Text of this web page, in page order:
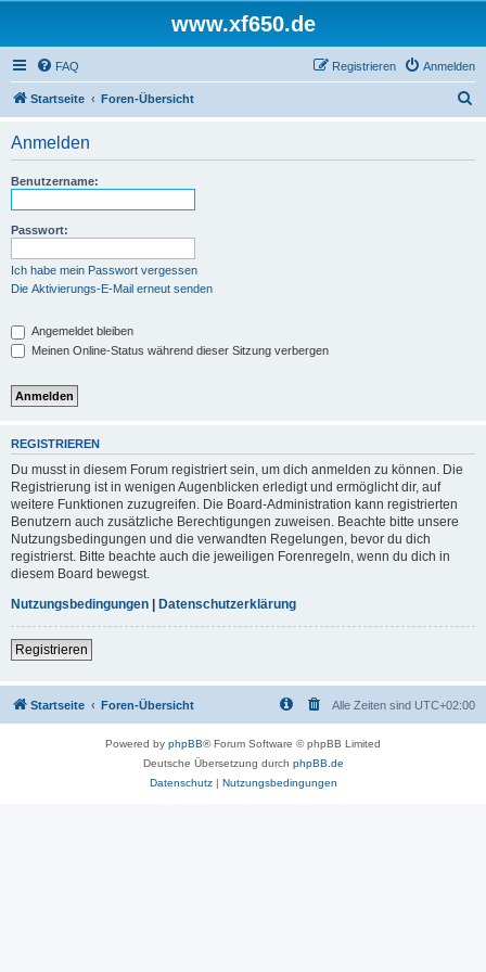
www.xf650.de
FAQ Anmelden
Registrieren
Startseite Foren-Übersicht
Anmelden
Benutzername:
Passwort:
Ich habe mein Passwort vergessen
Die Aktivierungs-E-Mail erneut senden
Angemeldet bleiben
Meinen Online-Status während dieser Sitzung verbergen
REGISTRIEREN
Du musst in diesem Forum registriert sein, um dich anmelden zu können. Die
Registrierung ist in wenigen Augenblicken erledigt und ermöglicht dir, auf
weitere Funktionen zuzugreifen. Die Board-Administration kann registrierten
Benutzern auch zusätzliche Berechtigungen zuweisen. Beachte bitte unsere
Nutzungsbedingungen und die verwandten Regelungen, bevor du dich
registrierst. Bitte beachte auch die jeweiligen Forenregeln, wenn du dich in
diesem Board bewegst.
Nutzungsbedingungen | Datenschutzerklärung
Registrieren
Startseite Foren-Übersicht Alle Zeiten sind UTC+02:00
Powered by phpBB® Forum Software © phpBB Limited
Deutsche Übersetzung durch phpBB.de
Datenschutz| Nutzungsbedingungen